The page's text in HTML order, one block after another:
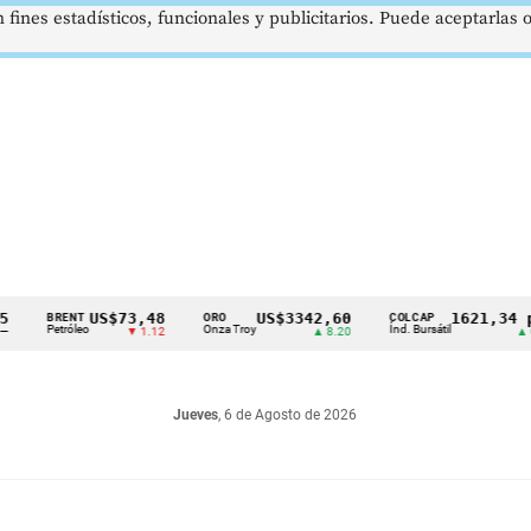
US$73,48
▼ 1.12
ORO
Onza Troy
US$3342,60
▲ 8.20
COLCAP
Índ. Bursátil
1621,34 pts
Jueves, 6 de Agosto de 2026
estadísticos, funcionales y publicitarios. Puede aceptarlas